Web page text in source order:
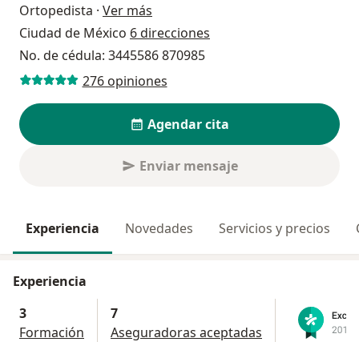
Ortopedista · Ver más
Ciudad de México 6 direcciones
No. de cédula: 3445586 870985
276 opiniones
Agendar cita
Enviar mensaje
Experiencia Novedades Servicios y precios
Experiencia
3
Formación
7
Aseguradoras aceptadas